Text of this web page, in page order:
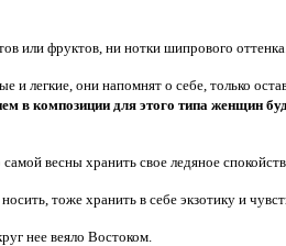
или фруктов, ни нотки шипрового оттенка.
и легкие, они напомнят о себе, только
в композиции для этого типа женщин
весны хранить свое ледяное
тоже хранить в себе экзотику и
нее веяло Востоком.